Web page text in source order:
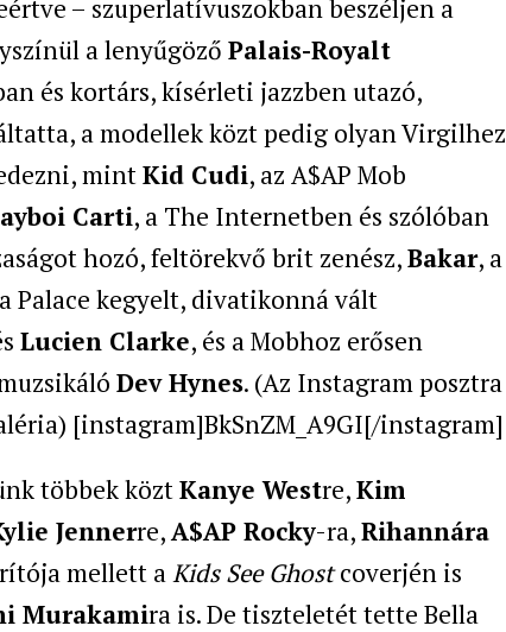
– szuperlatívuszokban beszéljen a
a lenyűgöző Palais-Royalt
és kortárs, kísérleti jazzben utazó,
a modellek közt pedig olyan Virgilhez
mintKid Cudi, az A$AP Mob
Carti, a The Internetben és szólóban
hozó, feltörekvő brit zenész,Bakar, a
Palace kegyelt, divatikonná vált
Lucien Clarke, és a Mobhoz erősen
Dev Hynes. (Az Instagram posztra
[instagram]BkSnZM_A9GI[/instagram]
többek köztKanye Westre,Kim
Jennerre,A$AP Rocky-ra,Rihannára
mellett aKids See Ghostcoverjén is
Murakamira is. De tiszteletét tette Bella